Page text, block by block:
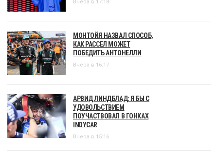
Вчера в 17:18
МОНТОЙЯ НАЗВАЛ СПОСОБ,
КАК РАССЕЛ МОЖЕТ
ПОБЕДИТЬ АНТОНЕЛЛИ
Вчера в 16:17
АРВИД ЛИНДБЛАД: Я БЫ С
УДОВОЛЬСТВИЕМ
ПОУЧАСТВОВАЛ В ГОНКАХ
INDYCAR
Вчера в 15:16